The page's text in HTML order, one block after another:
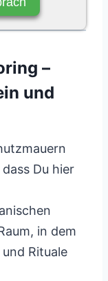
–
und
Du hier
in dem
Rituale